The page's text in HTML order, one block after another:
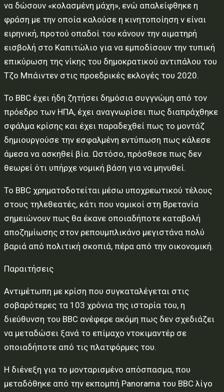
να δώσουν «κολασμένη μάχη», ενώ απαλείφθηκε η
φράση με την οποία καλούσε η κινητοποίηση ν είναι
ειρηνική, προτού οπαδοί του κάνουν την αιματηρή
εισβολή στο Καπιτώλιο για να εμποδίσουν την τυπική
επικύρωση της νίκης του δημοκρατικού αντιπάλου του
Τζο Μπάιντεν στις προεδρικές εκλογές του 2020.
Το BBC έχει ήδη ζητήσει δημόσια συγγνώμη από τον
πρόεδρο των ΗΠΑ, έχει αναγνωρίσει πως διαπράχθηκε
σφάλμα κρίσης και έχει παραδεχθεί πως το μοντάζ
δημιουργούσε την εσφαλμένη εντύπωση πως κάλεσε
άμεσα να ασκηθεί βία. Ωστόσο, πρόσθεσε πως δεν
θεωρεί ότι υπήρχε νομική βάση για να μηνυθεί.
Το BBC χρηματοδοτείται μέσω υποχρεωτικού τέλους
στους τηλεθεατές, κάτι που νομικοί στη Βρετανία
σημειώνουν πως θα έκανε οποιαδήποτε καταβολή
αποζημίωσης στον ρεπουμπλικάνο μεγιστάνα πολύ
βαριά από πολιτική σκοπιά, πέρα από την οικονομική.
Παραιτήσεις
Αντιμέτωπη με κρίση που συγκαταλέγεται στις
σοβαρότερες τα 103 χρόνια της ιστορία του, η
διεύθυνση του BBC ανέφερε ακόμη πως δεν σχεδιάζει
να μεταδώσει ξανά το επίμαχο ντοκιμαντέρ σε
οποιαδήποτε από τις πλατφόρμες του.
Η διένεξη για το μονταρισμένο απόσπασμα, που
μεταδόθηκε από την εκπομπή Panorama του BBC λίγο